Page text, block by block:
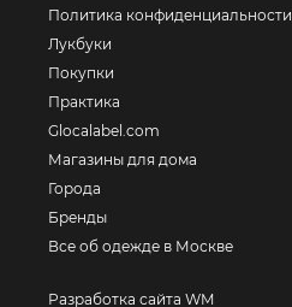
Политика конфиденциальности
Лукбуки
Покупки
Практика
Glocalabel.com
Магазины для дома
Города
Бренды
Все об одежде в Москве
Разработка сайта WM